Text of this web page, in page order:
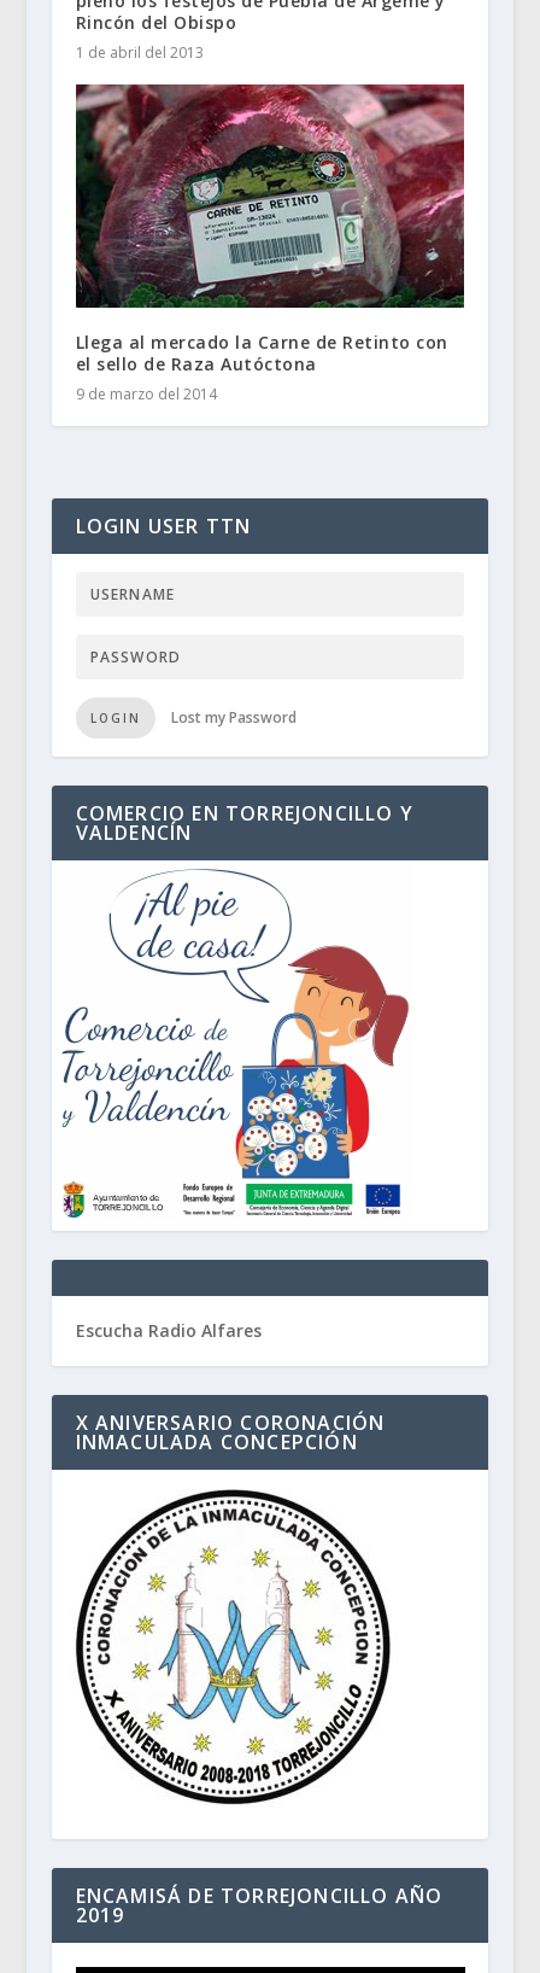
Rincón del Obispo
1 de abril del 2013
Llega al mercado la Carne de Retinto con
el sello de Raza Autóctona
9 de marzo del 2014
LOGIN USER TTN
LOGIN Lost my Password
COMERCIO EN TORREJONCILLO Y
VALDENCÍN
Escucha Radio Alfares
X ANIVERSARIO CORONACIÓN
INMACULADA CONCEPCIÓN
ENCAMISÁ DE TORREJONCILLO AÑO
2019